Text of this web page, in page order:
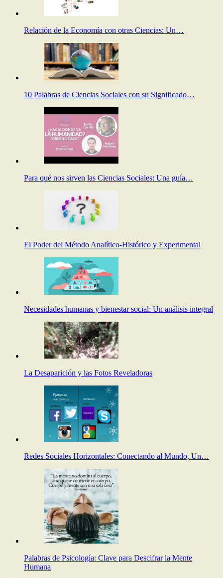
Relación de la Economía con otras Ciencias: Un…
10 Palabras de Ciencias Sociales con su Significado…
Para qué nos sirven las Ciencias Sociales: Una guía…
El Poder del Método Analítico-Histórico y Experimental
Necesidades humanas y bienestar social: Un análisis integral
La Desaparición y las Fotos Reveladoras
Redes Sociales Horizontales: Conectando al Mundo, Un…
Palabras de Psicología: Clave para Descifrar la Mente
Humana